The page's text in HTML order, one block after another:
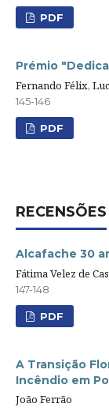
PDF
Prémio
Fernando Félix,
145-146
PDF
RECENSÕES
Alcafache 30
Fátima Velez de
147-148
PDF
A Transição
Incêndio em
João Ferrão